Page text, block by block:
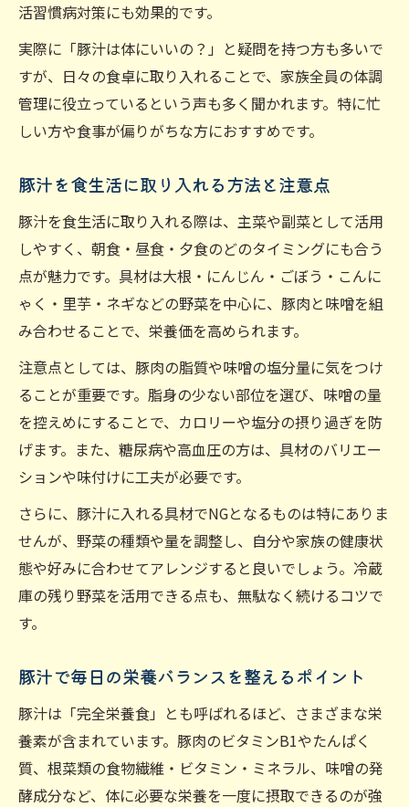
活習慣病対策にも効果的です。
実際に「豚汁は体にいいの？」と疑問を持つ方も多いで
すが、日々の食卓に取り入れることで、家族全員の体調
管理に役立っているという声も多く聞かれます。特に忙
しい方や食事が偏りがちな方におすすめです。
豚汁を食生活に取り入れる方法と注意点
豚汁を食生活に取り入れる際は、主菜や副菜として活用
しやすく、朝食・昼食・夕食のどのタイミングにも合う
点が魅力です。具材は大根・にんじん・ごぼう・こんに
ゃく・里芋・ネギなどの野菜を中心に、豚肉と味噌を組
み合わせることで、栄養価を高められます。
注意点としては、豚肉の脂質や味噌の塩分量に気をつけ
ることが重要です。脂身の少ない部位を選び、味噌の量
を控えめにすることで、カロリーや塩分の摂り過ぎを防
げます。また、糖尿病や高血圧の方は、具材のバリエー
ションや味付けに工夫が必要です。
さらに、豚汁に入れる具材でNGとなるものは特にありま
せんが、野菜の種類や量を調整し、自分や家族の健康状
態や好みに合わせてアレンジすると良いでしょう。冷蔵
庫の残り野菜を活用できる点も、無駄なく続けるコツで
す。
豚汁で毎日の栄養バランスを整えるポイント
豚汁は「完全栄養食」とも呼ばれるほど、さまざまな栄
養素が含まれています。豚肉のビタミンB1やたんぱく
質、根菜類の食物繊維・ビタミン・ミネラル、味噌の発
酵成分など、体に必要な栄養を一度に摂取できるのが強